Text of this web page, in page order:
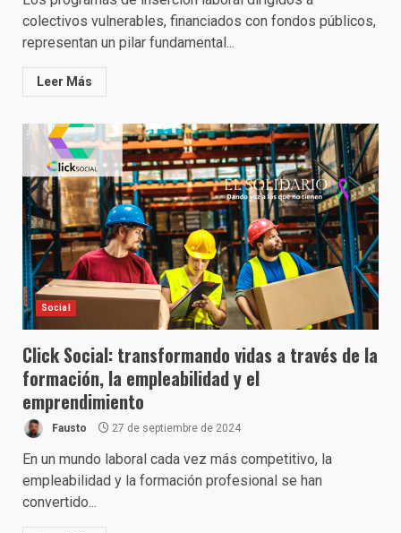
colectivos vulnerables, financiados con fondos públicos,
representan un pilar fundamental...
Leer Más
Social
Click Social: transformando vidas a través de la
formación, la empleabilidad y el
emprendimiento
Fausto 27 de septiembre de 2024
En un mundo laboral cada vez más competitivo, la
empleabilidad y la formación profesional se han
convertido...